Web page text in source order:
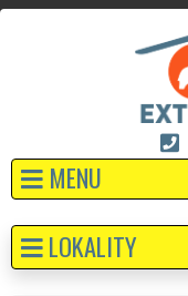
MENU
LOKALITY